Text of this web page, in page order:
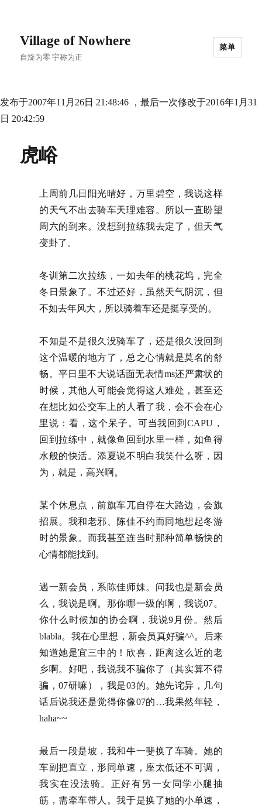
Village of Nowhere
自旋为零 宇称为正
菜单
发布于2007年11月26日 21:48:46 ，最后一次修改于2016年1月31
日 20:42:59
虎峪
上周前几日阳光晴好，万里碧空，我说这样
的天气不出去骑车天理难容。所以一直盼望
周六的到来。没想到拉练我去定了，但天气
变卦了。
冬训第二次拉练，一如去年的桃花坞，完全
冬日景象了。不过还好，虽然天气阴沉，但
不如去年风大，所以骑着车还是挺享受的。
不知是不是很久没骑车了，还是很久没回到
这个温暖的地方了，总之心情就是莫名的舒
畅。平日里不大说话面无表情ms还严肃状的
时候，其他人可能会觉得这人难处，甚至还
在想比如公交车上的人看了我，会不会在心
里说：看，这个呆子。可当我回到CAPU，
回到拉练中，就像鱼回到水里一样，如鱼得
水般的快活。添夏说不明白我笑什么呀，因
为，就是，高兴啊。
某个休息点，前旗车兀自停在大路边，会旗
招展。我和老邪、陈佳不约而同地想起冬游
时的景象。而我甚至连当时那种简单畅快的
心情都能找到。
遇一新会员，系陈佳师妹。问我也是新会员
么，我说是啊。那你哪一级的啊，我说07。
你什么时候加的协会啊，我说9月份。然后
blabla。我在心里想，新会员真好骗^^。后来
知道她是宜三中的！欣喜，距离这么近的老
乡啊。好吧，我说我不骗你了（其实算不得
骗，07研嘛），我是03的。她先诧异，几句
话后说我还是觉得你像07的…我果然年轻，
haha~~
最后一段是坡，我和牛一斐换了车骑。她的
车副把直立，形同单速，座太低还不可调，
我实在没法骑。正好有另一女同学小腿抽
筋，需牵车带人。我于是换了她的小单速，